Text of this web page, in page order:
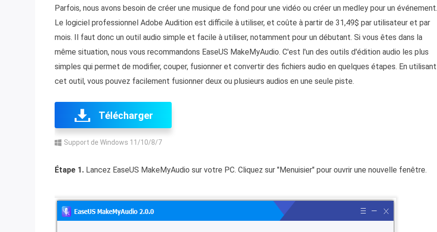
Parfois, nous avons besoin de créer une musique de fond pour une vidéo ou créer un medley pour un événement.
Le logiciel professionnel Adobe Audition est difficile à utiliser, et coûte à partir de 31,49$ par utilisateur et par
mois. Il faut donc un outil audio simple et facile à utiliser, notamment pour un débutant. Si vous êtes dans la
même situation, nous vous recommandons EaseUS MakeMyAudio. C'est l'un des outils d'édition audio les plus
simples qui permet de modifier, couper, fusionner et convertir des fichiers audio en quelques étapes. En utilisant
cet outil, vous pouvez facilement fusionner deux ou plusieurs audios en une seule piste.
Télécharger
Support de Windows 11/10/8/7
Étape 1. Lancez EaseUS MakeMyAudio sur votre PC. Cliquez sur "Menuisier" pour ouvrir une nouvelle fenêtre.